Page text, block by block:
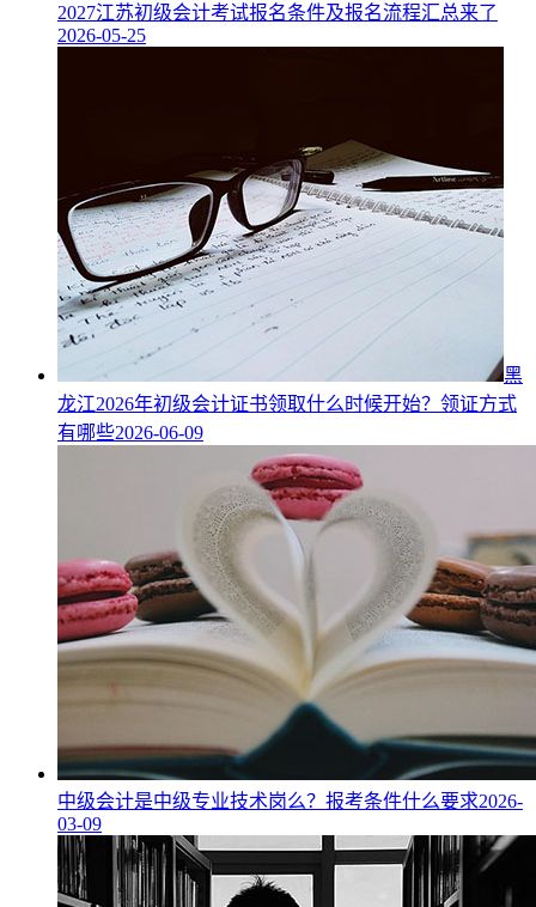
2027江苏初级会计考试报名条件及报名流程汇总来了
2026-05-25
黑
龙江2026年初级会计证书领取什么时候开始？领证方式
有哪些2026-06-09
中级会计是中级专业技术岗么？报考条件什么要求2026-
03-09